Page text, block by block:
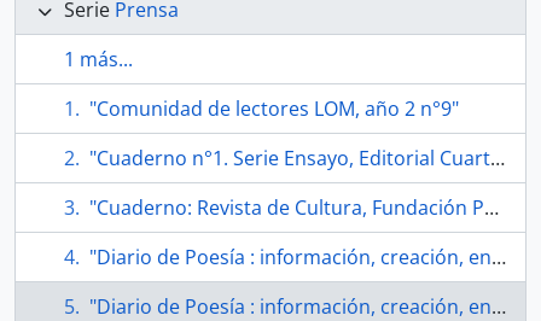
Serie Prensa
1 más...
"Comunidad de lectores LOM, año 2 n°9"
"Cuaderno n°1. Serie Ensayo, Editorial Cuarto Propio"
"Cuaderno: Revista de Cultura, Fundación Pablo Neruda"
"Diario de Poesía : información, creación, ensayo. Año 23, N° 79"
"Diario de Poesía : información, creación, ensayo. Año 24, N° 81"